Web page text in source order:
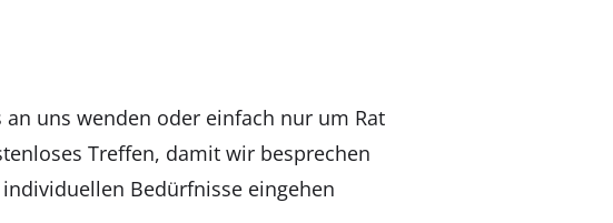
uns wenden oder einfach nur um Rat
Treffen, damit wir besprechen
Bedürfnisse eingehen